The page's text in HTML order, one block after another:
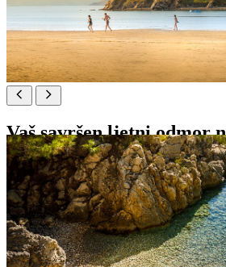
Vaš savršen ljetni odmor
Izaberite svoje mjesto na šljunčanom
istražite pješčanu obalu sjevernog dijela
Rajskom plažom.